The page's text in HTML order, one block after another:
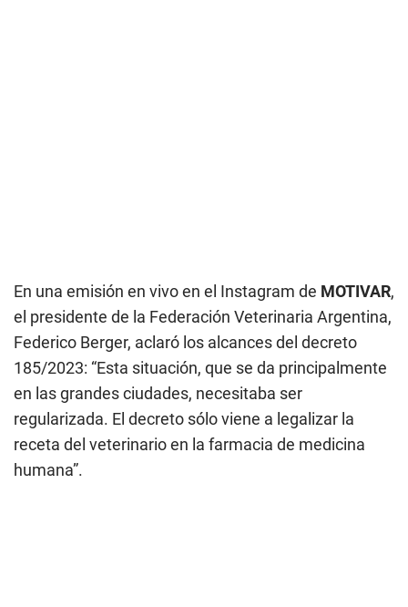
En una emisión en vivo en el Instagram de MOTIVAR,
el presidente de la Federación Veterinaria Argentina,
Federico Berger, aclaró los alcances del decreto
185/2023: “Esta situación, que se da principalmente
en las grandes ciudades, necesitaba ser
regularizada. El decreto sólo viene a legalizar la
receta del veterinario en la farmacia de medicina
humana”.